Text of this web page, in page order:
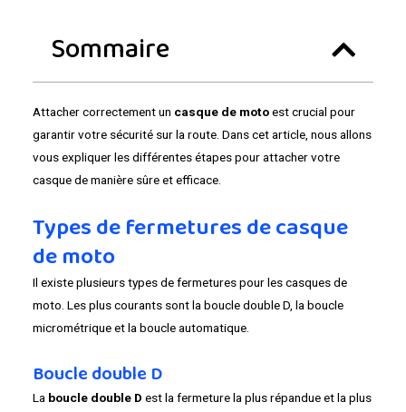
Sommaire
Attacher correctement un casque de motoest crucial pour
garantir votre sécurité sur la route. Dans cet article, nous allons
vous expliquer les différentes étapes pour attacher votre
casque de manière sûre et efficace.
Types de fermetures de casque
de moto
Il existe plusieurs types de fermetures pour les casques de
moto. Les plus courants sont la boucle double D, la boucle
micrométrique et la boucle automatique.
Boucle double D
La boucle double D est la fermeture la plus répandue et la plus